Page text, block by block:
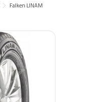
Falken LINAM